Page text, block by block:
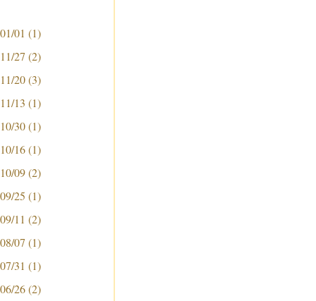
01 (1)
27 (2)
20 (3)
13 (1)
30 (1)
16 (1)
09 (2)
25 (1)
11 (2)
07 (1)
31 (1)
26 (2)